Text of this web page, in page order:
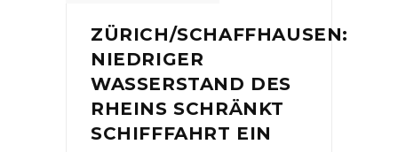
ZÜRICH/SCHAFFHAUSEN:
NIEDRIGER
WASSERSTAND DES
RHEINS SCHRÄNKT
SCHIFFFAHRT EIN